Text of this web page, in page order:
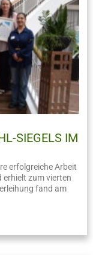
SIEGELS IM
erfolgreiche Arbeit
erhielt zum vierten
fand am